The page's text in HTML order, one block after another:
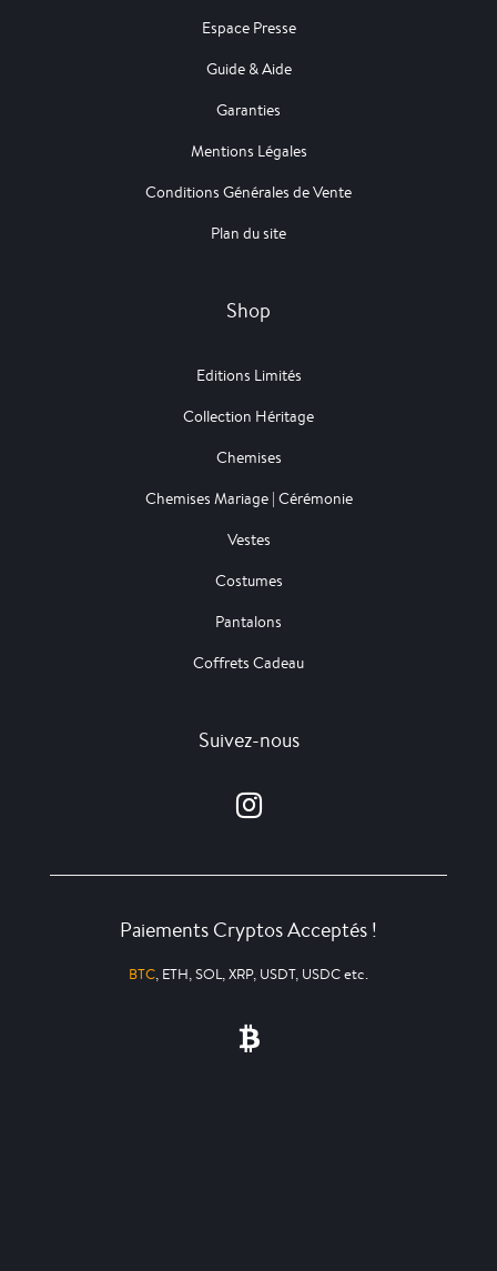
Espace Presse
Guide & Aide
Garanties
Mentions Légales
Conditions Générales de Vente
Plan du site
Shop
Editions Limités
Collection Héritage
Chemises
Chemises Mariage | Cérémonie
Vestes
Costumes
Pantalons
Coffrets Cadeau
Suivez-nous
Paiements Cryptos Acceptés !
BTC, ETH, SOL, XRP, USDT, USDC etc.